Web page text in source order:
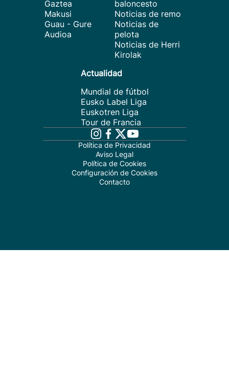
Gaztea
Makusi
Guau - Gure
Audioa
baloncesto
Noticias de remo
Noticias de
pelota
Noticias de Herri
Kirolak
Actualidad
Mundial de fútbol
Eusko Label Liga
Euskotren Liga
Tour de Francia
Política de Privacidad
Aviso Legal
Política de Cookies
Configuración de Cookies
Contacto